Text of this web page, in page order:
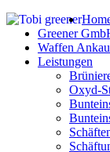
Greener
Waffen
Leistungen
Oxyd-